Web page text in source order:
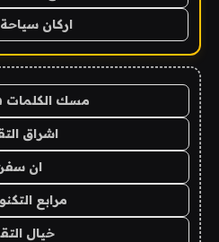
اركان
مسك الكلمات
اشراق
ان
مرابع
خيال